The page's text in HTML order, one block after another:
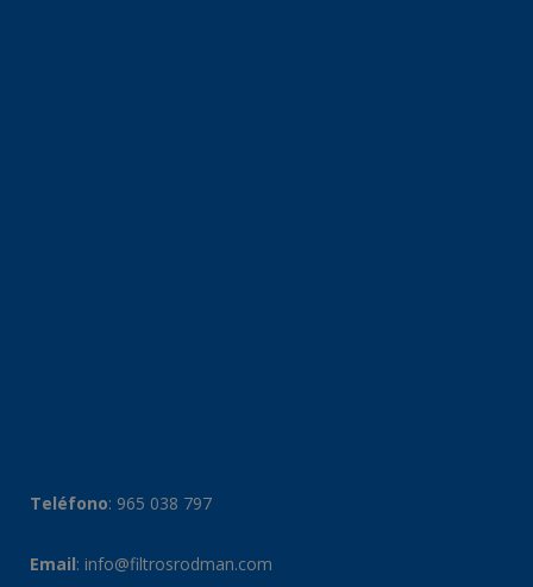
Teléfono: 965 038 797
Email: info@filtrosrodman.com